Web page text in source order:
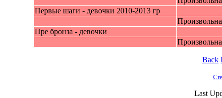
Первые шаги - девoчки 2010-2013 гр
Пре бронзa - девочки
Back
Last